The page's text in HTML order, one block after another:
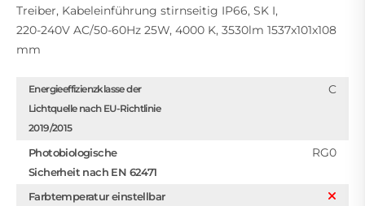
Treiber, Kabeleinführung stirnseitig IP66, SK I,
220-240V AC/50-60Hz 25W, 4000 K, 3530lm 1537x101x108
mm
Energieeffizienzklasse der
Lichtquelle nach EU-Richtlinie
2019/2015
C
Photobiologische
Sicherheit nach EN 62471
RG0
Farbtemperatur einstellbar